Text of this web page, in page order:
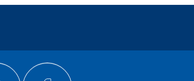
en France,...
FEUILLETER